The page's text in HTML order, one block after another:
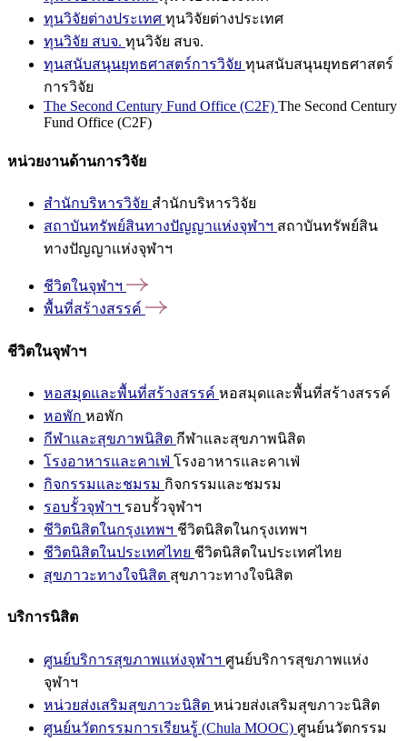
ทุนวิจัยต่างประเทศ ทุนวิจัยต่างประเทศ
ทุนวิจัย สบจ. ทุนวิจัย สบจ.
ทุนสนับสนุนยุทธศาสตร์การวิจัย ทุนสนับสนุนยุทธศาสตร์
การวิจัย
The Second Century Fund Office (C2F) The Second Century
Fund Office (C2F)
หน่วยงานด้านการวิจัย
สำนักบริหารวิจัย สำนักบริหารวิจัย
สถาบันทรัพย์สินทางปัญญาแห่งจุฬาฯ สถาบันทรัพย์สิน
ทางปัญญาแห่งจุฬาฯ
ชีวิตในจุฬาฯ
พื้นที่สร้างสรรค์
ชีวิตในจุฬาฯ
หอสมุดและพื้นที่สร้างสรรค์ หอสมุดและพื้นที่สร้างสรรค์
หอพัก หอพัก
กีฬาและสุขภาพนิสิต กีฬาและสุขภาพนิสิต
โรงอาหารและคาเฟ่ โรงอาหารและคาเฟ่
กิจกรรมและชมรม กิจกรรมและชมรม
รอบรั้วจุฬาฯ รอบรั้วจุฬาฯ
ชีวิตนิสิตในกรุงเทพฯ ชีวิตนิสิตในกรุงเทพฯ
ชีวิตนิสิตในประเทศไทย ชีวิตนิสิตในประเทศไทย
สุขภาวะทางใจนิสิต สุขภาวะทางใจนิสิต
บริการนิสิต
ศูนย์บริการสุขภาพแห่งจุฬาฯ ศูนย์บริการสุขภาพแห่ง
จุฬาฯ
หน่วยส่งเสริมสุขภาวะนิสิต หน่วยส่งเสริมสุขภาวะนิสิต
ศูนย์นวัตกรรมการเรียนรู้ (Chula MOOC) ศูนย์นวัตกรรม